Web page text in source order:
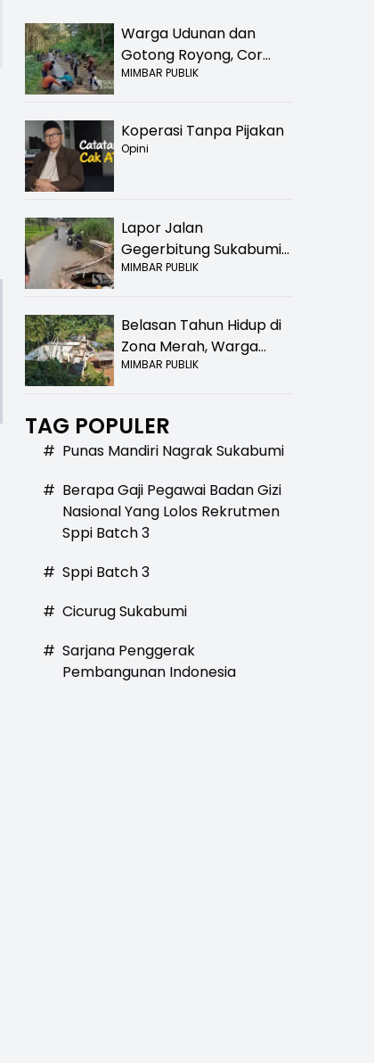
Warga Udunan dan
Gotong Royong, Cor
Jalan Hancur di
MIMBAR PUBLIK
Koperasi Tanpa Pijakan
Opini
Lapor Jalan
Gegerbitung Sukabumi
Bolong! Bahaya Bagi
MIMBAR PUBLIK
Belasan Tahun Hidup di
Zona Merah, Warga
Kampung Nangewer
Relokasi
MIMBAR PUBLIK
TAG POPULER
# Punas Mandiri Nagrak Sukabumi
# Berapa Gaji Pegawai Badan Gizi
Nasional Yang Lolos Rekrutmen
Sppi Batch 3
# Sppi Batch 3
# Cicurug Sukabumi
# Sarjana Penggerak
Pembangunan Indonesia